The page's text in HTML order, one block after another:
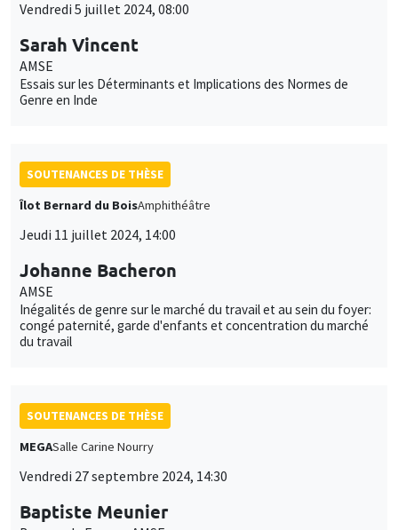
Vendredi 5 juillet 2024, 08:00
Sarah Vincent
AMSE
Essais sur les Déterminants et Implications des Normes de
Genre en Inde
SOUTENANCES DE THÈSE
Îlot Bernard du BoisAmphithéâtre
Jeudi 11 juillet 2024, 14:00
Johanne Bacheron
AMSE
Inégalités de genre sur le marché du travail et au sein du foyer:
congé paternité, garde d'enfants et concentration du marché
du travail
SOUTENANCES DE THÈSE
MEGASalle Carine Nourry
Vendredi 27 septembre 2024, 14:30
Baptiste Meunier